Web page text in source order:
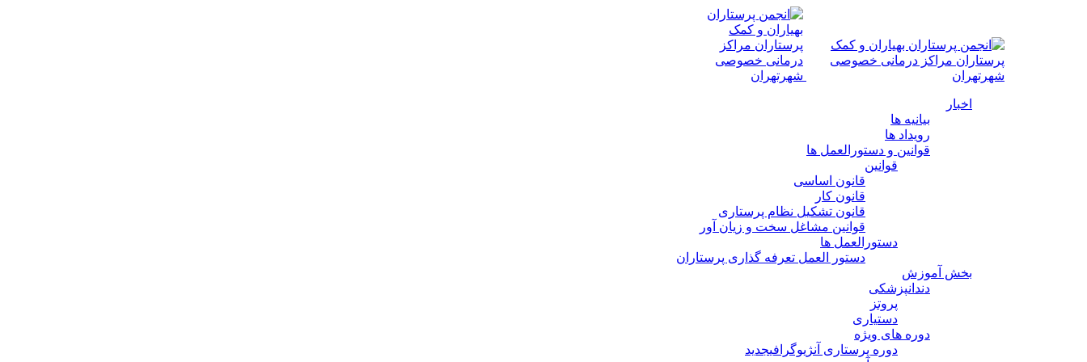
اخبار
بیانیه ها
رویداد ها
قوانین و دستورالعمل ها
قوانین
قانون اساسی
قانون کار
قانون تشکیل نظام پرستاری
قوانین مشاغل سخت و زیان آور
دستورالعمل ها
دستور العمل تعرفه گذاری پرستاران
بخش آموزش
دندانپزشکی
پروتز
دستیاری
دوره های ویژه
دوره پرستاری آنژیوگرافیجدید